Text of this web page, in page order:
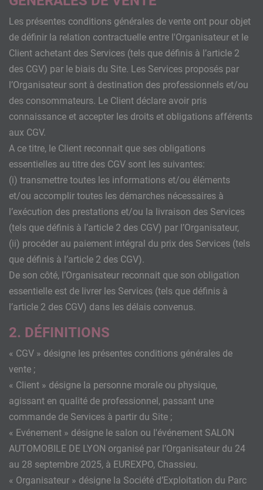
Les présentes conditions générales de vente ont pour objet
de définir la relation contractuelle entre l'Organisateur et le
Client achetant des Services (tels que définis à l’article 2
des CGV) par le biais du Site. Les Services proposés par
l’Organisateur sont à destination des professionnels et/ou
des consommateurs. Le Client déclare avoir pris
connaissance et accepter les droits et obligations afférents
aux CGV.
A ce titre, le Client reconnait que ses obligations
essentielles au titre des CGV sont les suivantes:
(i) transmettre toutes les informations et/ou éléments
et/ou accomplir toutes les démarches nécessaires à
l’exécution des prestations et/ou la livraison des Services
(tels que définis à l’article 2 des CGV) par l’Organisateur,
(ii) procéder au paiement intégral du prix des Services (tels
que définis à l’article 2 des CGV).
De son côté, l’Organisateur reconnait que son obligation
essentielle est de livrer les Services (tels que définis à
l’article 2 des CGV) dans les délais convenus.
2. DÉFINITIONS
« CGV » désigne les présentes conditions générales de
vente ;
« Client » désigne la personne morale ou physique,
agissant en qualité de professionnel, passant une
commande de Services à partir du Site ;
« Evénement » désigne le salon ou l'événement SALON
AUTOMOBILE DE LYON organisé par l’Organisateur du 24
au 28 septembre 2025, à EUREXPO, Chassieu.
« Organisateur » désigne la Société d’Exploitation du Parc